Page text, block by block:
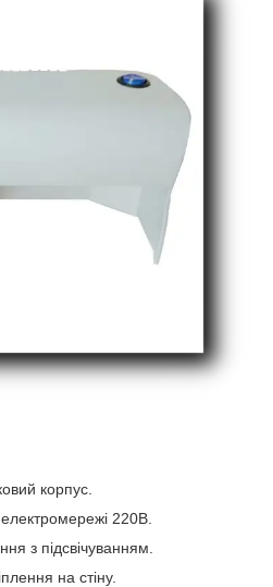
корпус.
220В.
з підсвічуванням.
на стіну.